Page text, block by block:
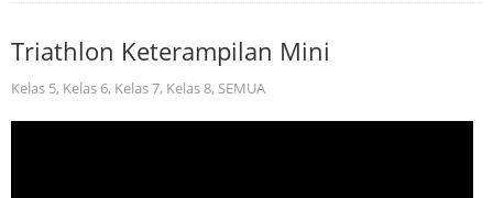
Triathlon Keterampilan Mini
Kelas 5, Kelas 6, Kelas 7, Kelas 8, SEMUA